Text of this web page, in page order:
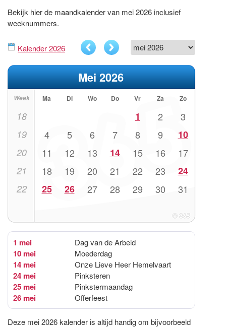
Bekijk hier de maandkalender van mei 2026 inclusief
weeknummers.
Kalender 2026
Mei 2026
Week Ma Di Wo Do Vr Za Zo
18 1 2 3
19 4 5 6 7 8 9 10
20 11 12 13 14 15 16 17
21 18 19 20 21 22 23 24
22 25 26 27 28 29 30 31
1 mei Dag van de Arbeid
10 mei Moederdag
14 mei Onze Lieve Heer Hemelvaart
24 mei Pinksteren
25 mei Pinkstermaandag
26 mei Offerfeest
Deze mei 2026 kalender is altijd handig om bijvoorbeeld